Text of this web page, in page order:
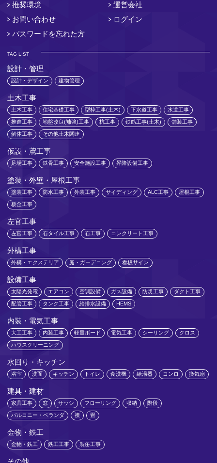
推奨環境
運営会社
お問い合わせ
ログイン
パスワードを忘れた方
TAG LIST
設計・管理
設計・デザイン 建物管理
土木工事
土木工事 住宅基礎工事 型枠工事(土木) 下水道工事 水道工事
推進工事 地盤改良(補強)工事 杭工事 鉄筋工事(土木) 舗装工事
解体工事 その他土木関連
仮設・鳶工事
足場工事 鉄骨工事 安全施設工事 昇降設備工事
塗装・外壁・屋根工事
塗装工事 防水工事 外装工事 サイディング ALC工事 屋根工事
板金工事
左官工事
左官工事 石タイル工事 石工事 コンクリート工事
外構工事
外構・エクステリア 庭・ガーデニング 看板サイン
設備工事
太陽光発電 エアコン 空調設備 ガス設備 防災工事 ダクト工事
配管工事 タンク工事 給排水設備 HEMS
内装・電気工事
大工工事 内装工事 軽量ボード 電気工事 シーリング クロス
ハウスクリーニング
水回り・キッチン
浴室 洗面 キッチン トイレ 食洗機 給湯器 コンロ 換気扇
建具・建材
家具工事 窓 サッシ フローリング 収納 階段
バルコニー・ベランダ 襖 畳
金物・鉄工
金物・鉄工 鉄工工事 製缶工事
その他